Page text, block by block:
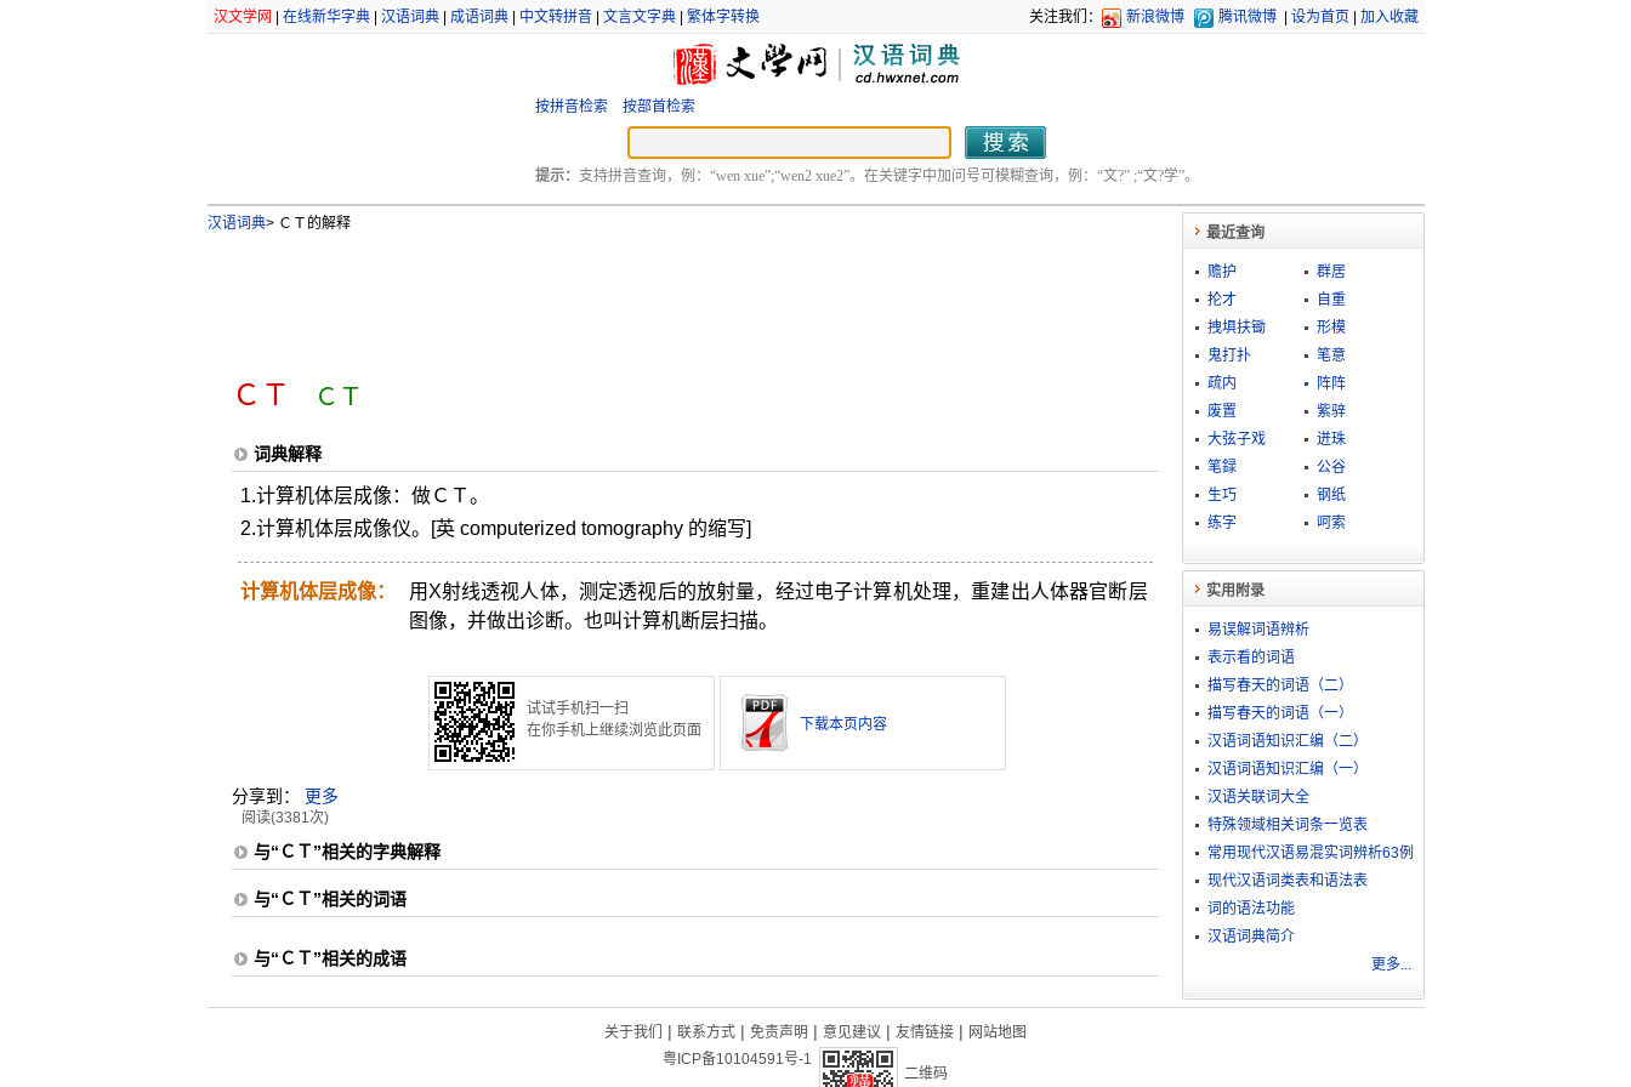
汉文学网 在线新华字典| 汉语词典| 成语词典| 中文转拼音| 文言文字典| 繁体字转换 关注我们： 新浪微博 腾讯微博 设为首页 加入收藏
按拼音检索 按部首检索
提示： 支持拼音查询，例：“wen xue”;“wen2 xue2”。在关键字中加问号可模糊查询，例：“文?” ;“文?学”。
汉语词典>ＣＴ的解释
ＣＴ ＣＴ
词典解释
1.计算机体层成像：做ＣＴ。
2.计算机体层成像仪。[英 computerized tomography 的缩写]
计算机体层成像：
用X射线透视人体，测定透视后的放射量，经过电子计算机处理，重建出人体器官断层
图像，并做出诊断。也叫计算机断层扫描。
试试手机扫一扫
在你手机上继续浏览此页面
下载本页内容
分享到： 更多
阅读(3381次)
与“ＣＴ”相关的字典解释
与“ＣＴ”相关的词语
与“ＣＴ”相关的成语
最近查询
赡护
群居
抡才
自重
拽埧扶锄
形模
鬼打扑
笔意
疏内
阵阵
废置
紫骍
大弦子戏
迸珠
笔録
公谷
生巧
钢纸
练字
呵索
实用附录
易误解词语辨析
表示看的词语
描写春天的词语（二）
描写春天的词语（一）
汉语词语知识汇编（二）
汉语词语知识汇编（一）
汉语关联词大全
特殊领域相关词条一览表
常用现代汉语易混实词辨析63例
现代汉语词类表和语法表
词的语法功能
汉语词典简介
更多...
关于我们 | 联系方式 | 免责声明 | 意见建议 | 友情链接 | 网站地图
粤ICP备10104591号-1
二维码